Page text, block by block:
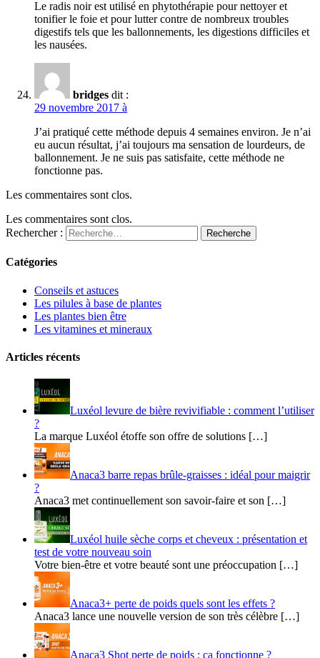
Le radis noir est utilisé en phytothérapie pour nettoyer et
tonifier le foie et pour lutter contre de nombreux troubles
digestifs tels que les ballonnements, les digestions difficiles et
les nausées.
bridges dit :
29 novembre 2017 à
J’ai pratiqué cette méthode depuis 4 semaines environ. Je n’ai
eu aucun résultat, j’ai toujours ma sensation de lourdeurs, de
ballonnement. Je ne suis pas satisfaite, cette méthode ne
fonctionne pas.
Les commentaires sont clos.
Les commentaires sont clos.
Rechercher :
Recherche
Catégories
Conseils et astuces
Les pilules à base de plantes
Les plantes bien être
Les vitamines et mineraux
Articles récents
Luxéol levure de bière revivifiable : comment l’utiliser
?
La marque Luxéol étoffe son offre de solutions […]
Anaca3 barre repas brûle-graisses : idéal pour maigrir
?
Anaca3 met continuellement son savoir-faire et son […]
Luxéol huile sèche corps et cheveux : présentation et
test de votre nouveau soin
Votre bien-être et votre beauté sont une préoccupation […]
Anaca3+ perte de poids quels sont les effets ?
Anaca3 lance une nouvelle version de son très célèbre […]
Anaca3 Shot perte de poids : ça fonctionne ?